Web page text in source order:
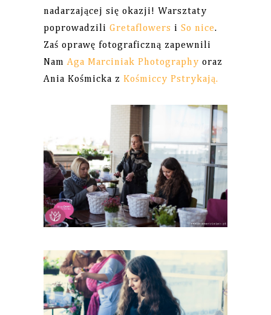
nadarzającej się okazji! Warsztaty
poprowadziliGretaflowers iSo nice.
Zaś oprawę fotograficzną zapewnili
NamAga Marciniak Photography oraz
Ania Kośmicka z Kośmiccy Pstrykają.